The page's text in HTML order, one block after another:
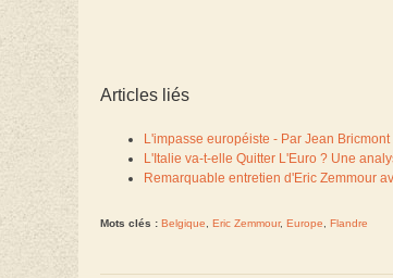
Articles liés
L'impasse européiste - Par Jean Bricmont
L'Italie va-t-elle Quitter L'Euro ? Une
Remarquable entretien d'Eric Zemmour
Mots clés : Belgique Eric Zemmour, Europe Flandre